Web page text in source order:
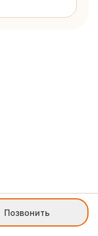
Позвонить